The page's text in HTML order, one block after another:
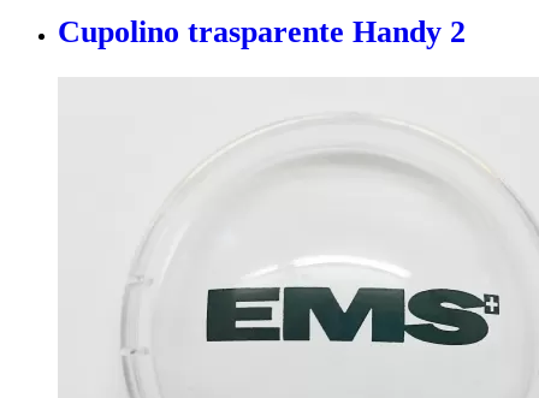
Cupolino trasparente Handy 2